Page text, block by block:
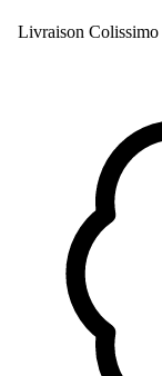
Livraison Colissimo